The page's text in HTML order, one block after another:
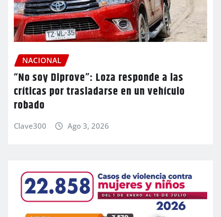
NACIONAL
“No soy Diprove”: Loza responde a las
críticas por trasladarse en un vehículo
robado
Clave300 Ago 3, 2026